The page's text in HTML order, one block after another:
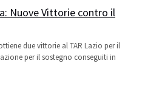
Nuove Vittorie contro il
due vittorie al TAR Lazio per il
per il sostegno conseguiti in